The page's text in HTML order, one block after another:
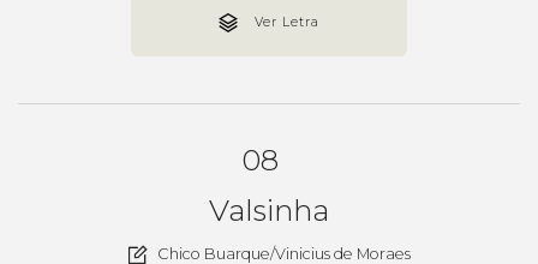
Ver Letra
08
Valsinha
Chico Buarque/Vinicius de Moraes